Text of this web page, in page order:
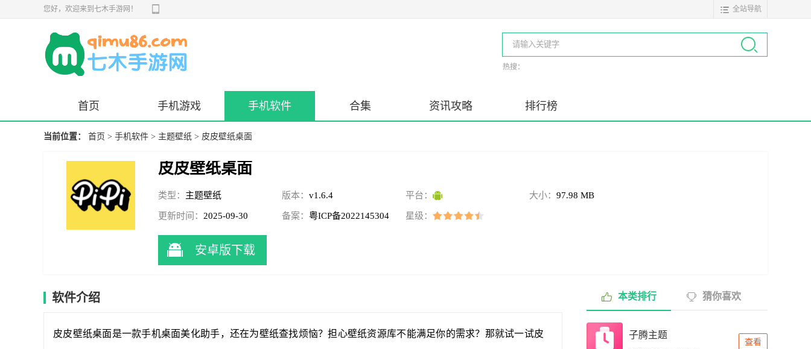
您好，欢迎来到七木手游网！ 全站导航
热搜：
首页 手机游戏 手机软件 合集 资讯攻略 排行榜
当前位置： 首页 > 手机软件 > 主题壁纸 > 皮皮壁纸桌面
皮皮壁纸桌面
类型： 主题壁纸 版本： v1.6.4 平台： 大小： 97.98 MB
更新时间： 2025-09-30
10:56:10
备案： 粤ICP备2022145304 星级：
安卓版下载
软件介绍
皮皮壁纸桌面是一款手机桌面美化助手，还在为壁纸查找烦恼？担心壁纸资源库不能满足你的需求？那就试一试皮
本类排行 猜你喜欢
子腾主题
查看